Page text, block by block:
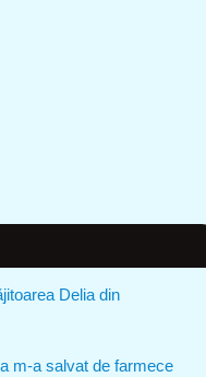
Delia din
m-a salvat de farmece